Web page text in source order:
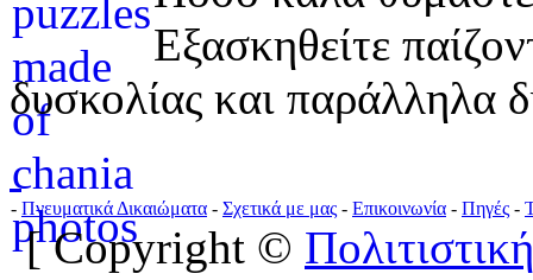
Εξασκηθείτε
δυσκολίας και παράλληλα
- Πνευματικά Δικαιώματα - Σχετικά με μας - Επικοινωνία - Πηγές -
[ Copyright ©